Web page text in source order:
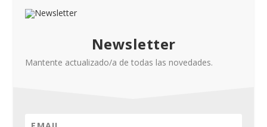
Newsletter
Mantente actualizado/a de todas las novedades.